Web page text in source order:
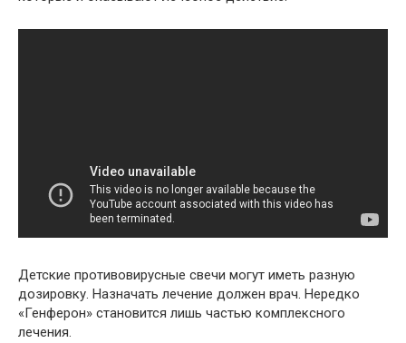
Детские противовирусные свечи могут иметь разную
дозировку. Назначать лечение должен врач. Нередко
«Генферон» становится лишь частью комплексного
лечения.